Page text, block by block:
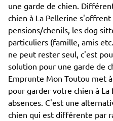
une garde de chien.
chien à La Pellerine s'offrent
pensions/chenils, les dog
particuliers (famille, amis
ne peut rester seul, c'est
solution pour une garde de
Emprunte Mon Toutou met
pour garder votre chien à La
absences. C'est une
chien qui est différente par